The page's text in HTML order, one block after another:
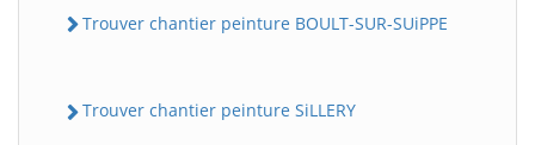
Trouver chantier peinture BOULT-SUR-SUiPPE
Trouver chantier peinture SiLLERY